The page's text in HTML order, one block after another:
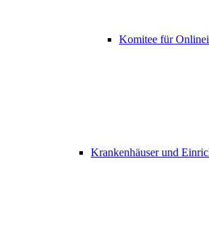
Komitee für
Krankenhäuser und